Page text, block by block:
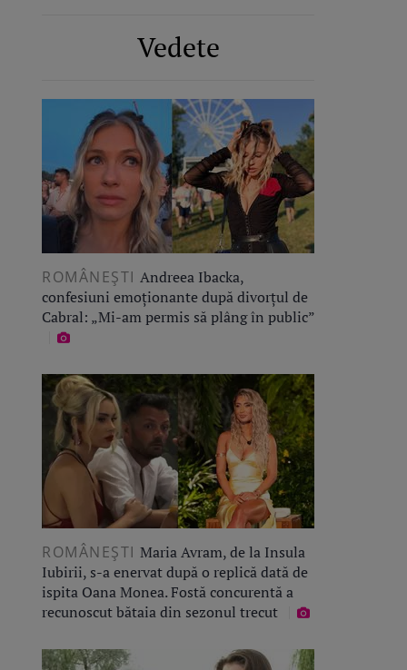
Vedete
ROMÂNEŞTI Andreea Ibacka,
confesiuni emoționante după divorțul de
Cabral: „Mi-am permis să plâng în public”
ROMÂNEŞTI Maria Avram, de la Insula
Iubirii, s-a enervat după o replică dată de
ispita Oana Monea. Fostă concurentă a
recunoscut bătaia din sezonul trecut